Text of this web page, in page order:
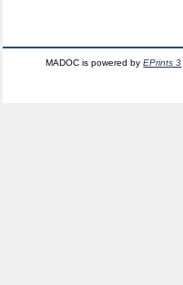
MADOC is powered byEPrints 3